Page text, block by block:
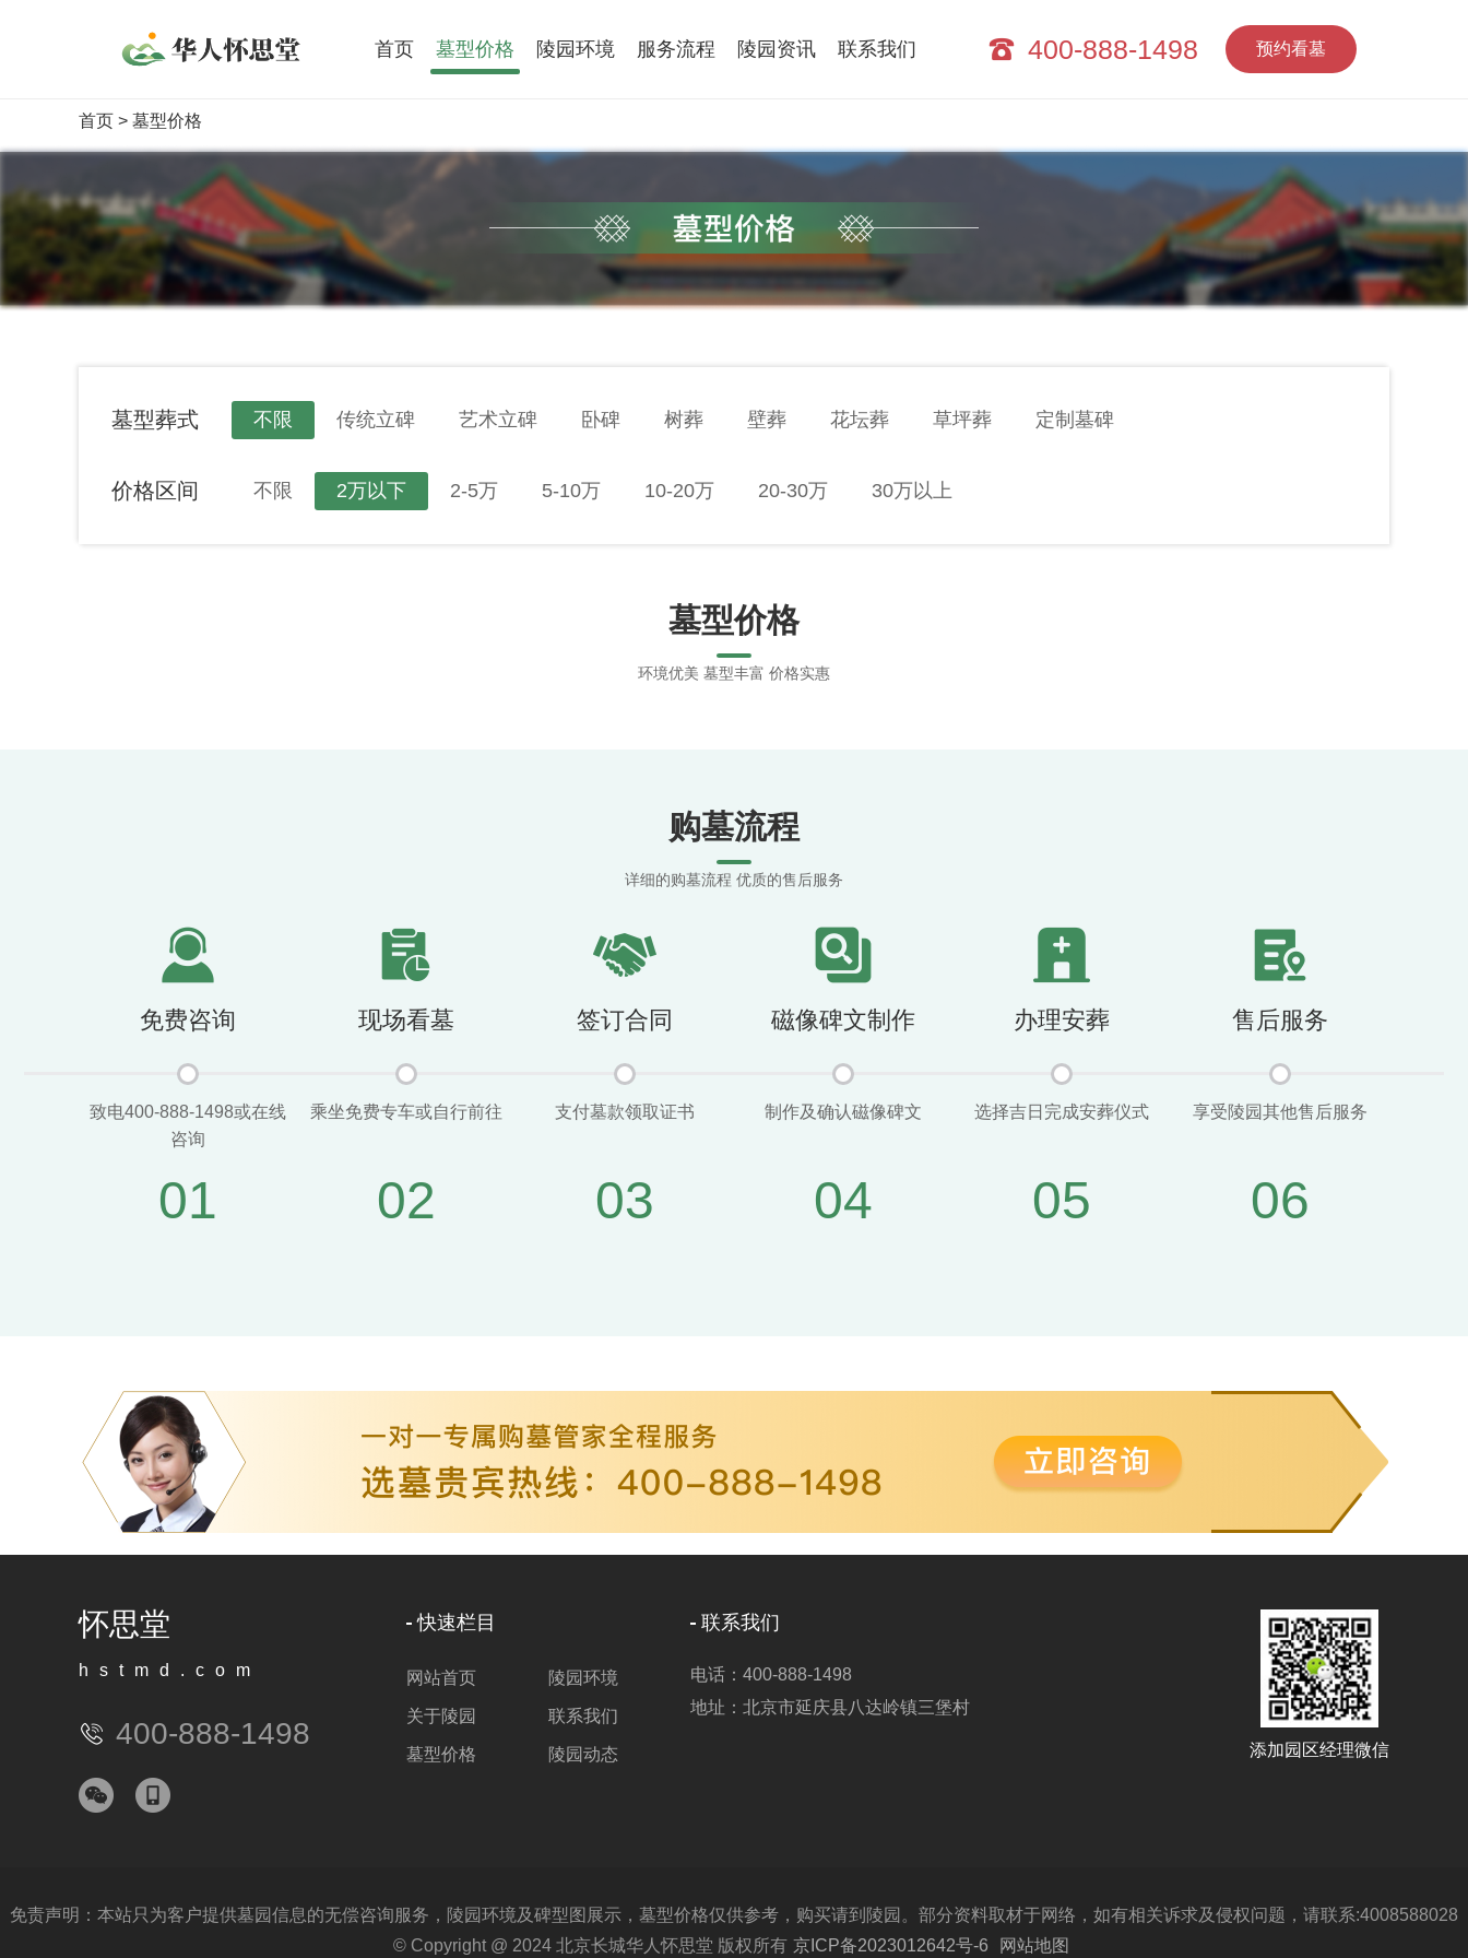
首页 墓型价格 陵园环境 服务流程 陵园资讯 联系我们 400-888-1498 预约看墓
首页 > 墓型价格
墓型葬式 不限 传统立碑 艺术立碑 卧碑 树葬 壁葬 花坛葬 草坪葬 定制墓碑
价格区间 不限 2万以下 2-5万 5-10万 10-20万 20-30万 30万以上
墓型价格
环境优美 墓型丰富 价格实惠
购墓流程
详细的购墓流程 优质的售后服务
免费咨询
致电400-888-1498或在线
咨询
01
现场看墓
乘坐免费专车或自行前往
02
签订合同
支付墓款领取证书
03
磁像碑文制作
制作及确认磁像碑文
04
办理安葬
选择吉日完成安葬仪式
05
售后服务
享受陵园其他售后服务
06
怀思堂
hstmd.com
400-888-1498
快速栏目
网站首页 陵园环境
关于陵园 联系我们
墓型价格 陵园动态
联系我们
电话：400-888-1498
地址：北京市延庆县八达岭镇三堡村
添加园区经理微信
免责声明：本站只为客户提供墓园信息的无偿咨询服务，陵园环境及碑型图展示，墓型价格仅供参考，购买请到陵园。部分资料取材于网络，如有相关诉求及侵权问题，请联系:4008588028
© Copyright @ 2024 北京长城华人怀思堂 版权所有 京ICP备2023012642号-6 网站地图